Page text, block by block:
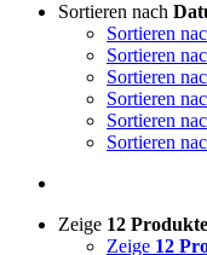
Sortieren nach
Sortieren
Sortieren
Sortieren
Sortieren
Sortieren
Sortieren
Zeige 12 Produkte
Zeige 12